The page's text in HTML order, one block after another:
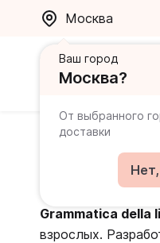
Москва
Ваш город
Москва?
От выбранного
доставки
Главная Каталог
Grammatica della
взрослых.